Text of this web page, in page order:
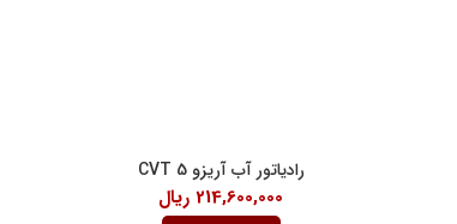
رادیاتور آب آریزو 5 CVT
214,600,000 ریال